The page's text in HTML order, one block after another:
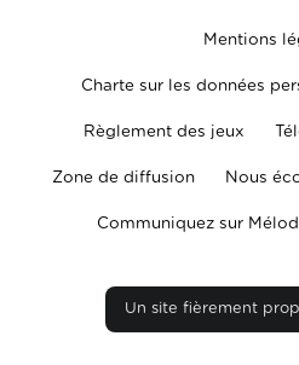
Mentions
Charte sur les données
Règlement des jeux
Zone de diffusion Nous
Communiquez sur
Un site fièrement